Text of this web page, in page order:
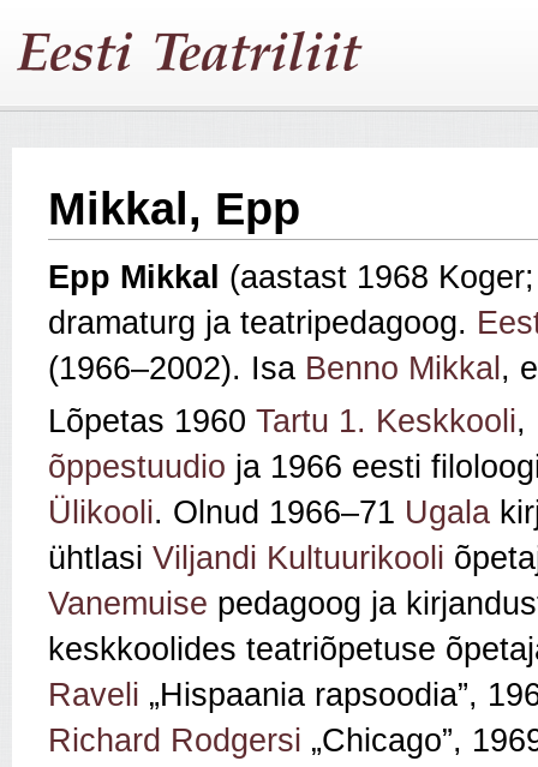
Mikkal, Epp
Epp Mikkal (aastast 1968
dramaturg ja teatripedagoog.
(1966–2002). Isa Benno Mikkal ,
Lõpetas 1960 Tartu 1. Keskkooli,
õppestuudio ja 1966 eesti
Ülikooli. Olnud 1966–71 Ugala
ühtlasi Viljandi Kultuurikooli
Vanemuise pedagoog ja
keskkoolides teatriõpetuse
Raveli „Hispaania rapsoodia”,
Richard Rodgersi „Chicago”,